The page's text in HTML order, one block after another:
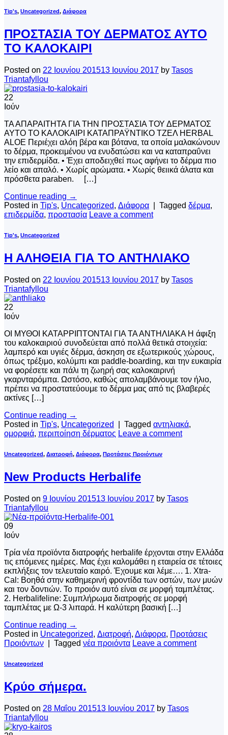
Tip's, Uncategorized, Διάφορα
ΠΡΟΣΤΑΣΙΑ ΤΟΥ ΔΕΡΜΑΤΟΣ ΑΥΤΟ
ΤΟ ΚΑΛΟΚΑΙΡΙ
Posted on 22 Ιουνίου 201513 Ιουνίου 2017 by Tasos
Triantafyllou
22
Ιούν
ΤΑ ΑΠΑΡΑΙΤΗΤΑ ΓΙΑ ΤΗΝ ΠΡΟΣΤΑΣΙΑ ΤΟΥ ΔΕΡΜΑΤΟΣ
ΑΥΤΟ ΤΟ ΚΑΛΟΚΑΙΡΙ ΚΑΤΑΠΡΑΫΝΤΙΚΟ ΤΖΕΛ HERBAL
ALOE Περιέχει αλόη βέρα και βότανα, τα οποία μαλακώνουν
το δέρμα, προκειμένου να ενυδατώσει και να καταπραΰνει
την επιδερμίδα. • Έχει αποδειχθεί πως αφήνει το δέρμα πιο
λείο και απαλό. • Χωρίς αρώματα. • Χωρίς θειικά άλατα και
πρόσθετα paraben. […]
Continue reading →
Posted in Tip's, Uncategorized, Διάφορα Tagged δέρμα,
επιδερμίδα, προστασία Leave a comment
Tip's, Uncategorized
Η ΑΛΗΘΕΙΑ ΓΙΑ ΤΟ ΑΝΤΗΛΙΑΚΟ
Posted on 22 Ιουνίου 201513 Ιουνίου 2017 by Tasos
Triantafyllou
22
Ιούν
ΟΙ ΜΥΘΟΙ ΚΑΤΑΡΡΙΠΤΟΝΤΑΙ ΓΙΑ ΤΑ ΑΝΤΗΛΙΑΚΑ Η άφιξη
του καλοκαιριού συνοδεύεται από πολλά θετικά στοιχεία:
λαμπερό και υγιές δέρμα, άσκηση σε εξωτερικούς χώρους,
όπως τρέξιμο, κολύμπι και paddle-boarding, και την ευκαιρία
να φορέσετε και πάλι τη ζωηρή σας καλοκαιρινή
γκαρνταρόμπα. Ωστόσο, καθώς απολαμβάνουμε τον ήλιο,
πρέπει να προστατεύουμε το δέρμα μας από τις βλαβερές
ακτίνες […]
Continue reading →
Posted in Tip's, Uncategorized Tagged αντηλιακά,
ομορφιά, περιποίηση δέρματος Leave a comment
Uncategorized, Διατροφή, Διάφορα, Προτάσεις Προιόντων
New Products Herbalife
Posted on 9 Ιουνίου 201513 Ιουνίου 2017 by Tasos
Triantafyllou
09
Ιούν
Τρία νέα προϊόντα διατροφής herbalife έρχονται στην Ελλάδα
τις επόμενες ημέρες. Μας έχει καλομάθει η εταιρεία σε τέτοιες
εκπλήξεις τον τελευταίο καιρό. Έχουμε και λέμε…. 1. Xtra-
Cal: Βοηθά στην καθημερινή φροντίδα των οστών, των μυών
και τον δοντιών. Το προιόν αυτό είναι σε μορφή ταμπλέτας.
2. Herbalifeline: Συμπλήρωμα διατροφής σε μορφή
ταμπλέτας με Ω-3 λιπαρά. Η καλύτερη βασική […]
Continue reading →
Posted in Uncategorized, Διατροφή, Διάφορα, Προτάσεις
Προιόντων
Tagged νέα προιόντα Leave a comment
Uncategorized
Κρύο σήμερα.
Posted on 28 Μαΐου 201513 Ιουνίου 2017 by Tasos
Triantafyllou